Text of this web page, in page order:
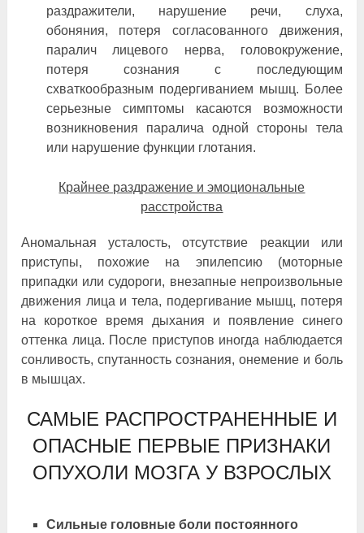
раздражители, нарушение речи, слуха,
обоняния, потеря согласованного движения,
паралич лицевого нерва, головокружение,
потеря сознания с последующим
схваткообразным подергиванием мышц. Более
серьезные симптомы касаются возможности
возникновения паралича одной стороны тела
или нарушение функции глотания.
Крайнее раздражение и эмоциональные
расстройства
Аномальная усталость, отсутствие реакции или
приступы, похожие на эпилепсию (моторные
припадки или судороги, внезапные непроизвольные
движения лица и тела, подергивание мышц, потеря
на короткое время дыхания и появление синего
оттенка лица. После приступов иногда наблюдается
сонливость, спутанность сознания, онемение и боль
в мышцах.
САМЫЕ РАСПРОСТРАНЕННЫЕ И
ОПАСНЫЕ ПЕРВЫЕ ПРИЗНАКИ
ОПУХОЛИ МОЗГА У ВЗРОСЛЫХ
Сильные головные боли постоянного